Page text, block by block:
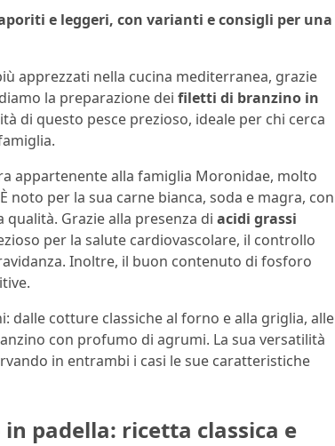
e leggeri, con varianti e consigli per una
apprezzati nella cucina mediterranea, grazie
la preparazione dei filetti di branzino in
di questo pesce prezioso, ideale per chi cerca
appartenente alla famiglia Moronidae, molto
per la sua carne bianca, soda e magra, con
Grazie alla presenza di acidi grassi
per la salute cardiovascolare, il controllo
Inoltre, il buon contenuto di fosforo
dalle cotture classiche al forno e alla griglia, alle
con profumo di agrumi. La sua versatilità
in entrambi i casi le sue caratteristiche
padella: ricetta classica e